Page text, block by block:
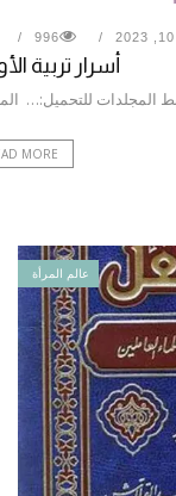
996
أسرار تربية
المجلدات للتحميل:…
MORE
عالم المرأة